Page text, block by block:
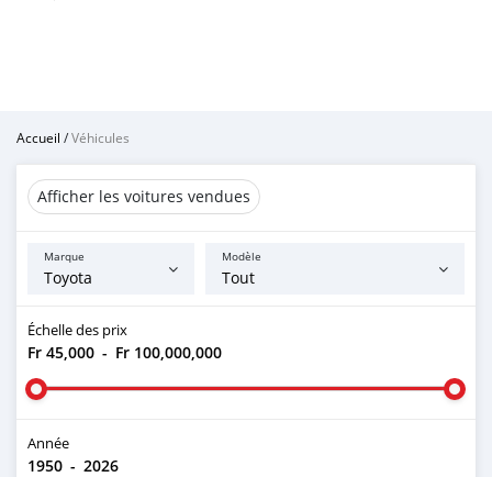
Accueil /Véhicules
Afficher les voitures vendues
Marque Modèle
Échelle des prix
Fr 45,000 - Fr 100,000,000
Année
1950 - 2026